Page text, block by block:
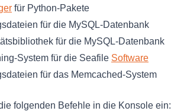
für Python-Pakete
für die MySQL-Datenbank
für die MySQL-Datenbank
System für die Seafile Software
für das Memcached-System
folgenden Befehle in die Konsole ein: